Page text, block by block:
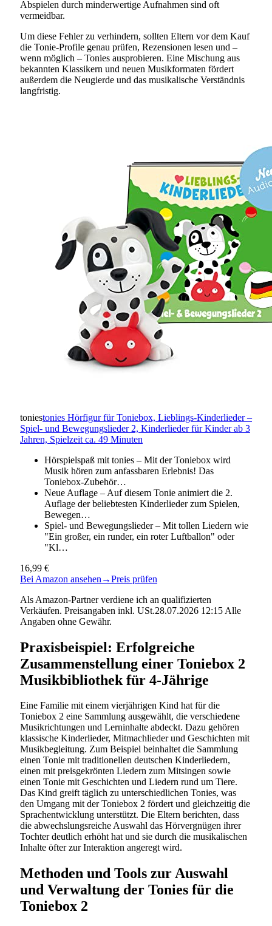
Abspielen durch minderwertige Aufnahmen sind oft
vermeidbar.
Um diese Fehler zu verhindern, sollten Eltern vor dem Kauf
die Tonie-Profile genau prüfen, Rezensionen lesen und –
wenn möglich – Tonies ausprobieren. Eine Mischung aus
bekannten Klassikern und neuen Musikformaten fördert
außerdem die Neugierde und das musikalische Verständnis
langfristig.
toniestonies Hörfigur für Toniebox, Lieblings-Kinderlieder –
Spiel- und Bewegungslieder 2, Kinderlieder für Kinder ab 3
Jahren, Spielzeit ca. 49 Minuten
Hörspielspaß mit tonies – Mit der Toniebox wird
Musik hören zum anfassbaren Erlebnis! Das
Toniebox-Zubehör…
Neue Auflage – Auf diesem Tonie animiert die 2.
Auflage der beliebtesten Kinderlieder zum Spielen,
Bewegen…
Spiel- und Bewegungslieder – Mit tollen Liedern wie
"Ein großer, ein runder, ein roter Luftballon" oder
"Kl…
16,99 €
Bei Amazon ansehen →Preis prüfen
Als Amazon-Partner verdiene ich an qualifizierten
Verkäufen. Preisangaben inkl. USt.28.07.2026 12:15 Alle
Angaben ohne Gewähr.
Praxisbeispiel: Erfolgreiche
Zusammenstellung einer Toniebox 2
Musikbibliothek für 4-Jährige
Eine Familie mit einem vierjährigen Kind hat für die
Toniebox 2 eine Sammlung ausgewählt, die verschiedene
Musikrichtungen und Lerninhalte abdeckt. Dazu gehören
klassische Kinderlieder, Mitmachlieder und Geschichten mit
Musikbegleitung. Zum Beispiel beinhaltet die Sammlung
einen Tonie mit traditionellen deutschen Kinderliedern,
einen mit preisgekrönten Liedern zum Mitsingen sowie
einen Tonie mit Geschichten und Liedern rund um Tiere.
Das Kind greift täglich zu unterschiedlichen Tonies, was
den Umgang mit der Toniebox 2 fördert und gleichzeitig die
Sprachentwicklung unterstützt. Die Eltern berichten, dass
die abwechslungsreiche Auswahl das Hörvergnügen ihrer
Tochter deutlich erhöht hat und sie durch die musikalischen
Inhalte öfter zur Interaktion angeregt wird.
Methoden und Tools zur Auswahl
und Verwaltung der Tonies für die
Toniebox 2